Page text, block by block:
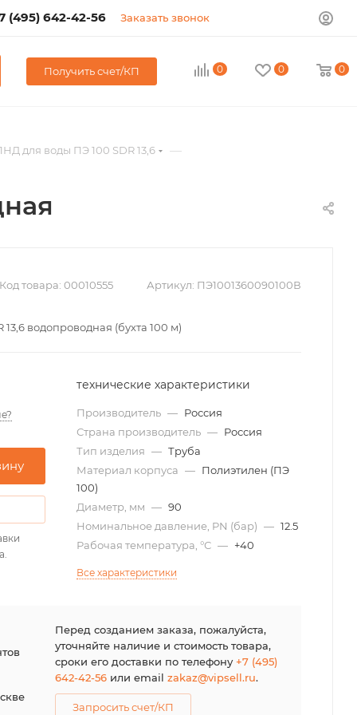
(495) 642-42-56 Заказать звонок
Получить счет/КП 0 0 0
для воды ПЭ 100 SDR 13,6 —
Код товара: 00010555 Артикул: ПЭ1001360090100В
водопроводная (бухта 100 м)
технические характеристики
Производитель — Россия
Страна производитель — Россия
Тип изделия — Труба
Материал корпуса — Полиэтилен (ПЭ
100)
Диаметр, мм — 90
Номинальное давление, PN (бар) — 12.5
Рабочая температура, °С — +40
Все характеристики
Перед созданием заказа, пожалуйста,
уточняйте наличие и стоимость товара,
сроки его доставки по телефону+7 (495)
642-42-56или email zakaz@vipsell.ru.
Запросить счет/КП